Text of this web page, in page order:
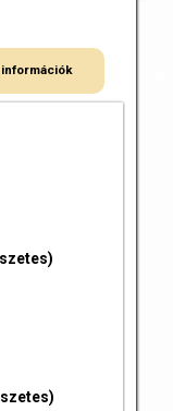
információk